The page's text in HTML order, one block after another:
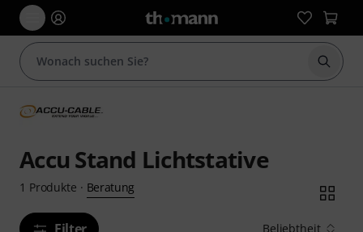
Suche
Accu Stand Lichtstative
1 Produkte · Beratung
Filter Beliebtheit